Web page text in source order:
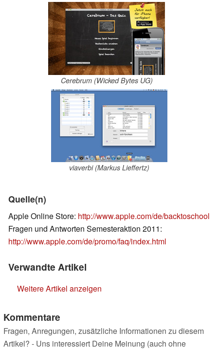
Cerebrum (Wicked Bytes UG)
viaverbi (Markus Lieffertz)
Quelle(n)
Apple Online Store: http://www.apple.com/de/backtoschool
Fragen und Antworten Semesteraktion 2011:
http://www.apple.com/de/promo/faq/index.html
Verwandte Artikel
Weitere Artikel anzeigen
Kommentare
Fragen, Anregungen, zusätzliche Informationen zu diesem
Artikel? - Uns interessiert Deine Meinung (auch ohne